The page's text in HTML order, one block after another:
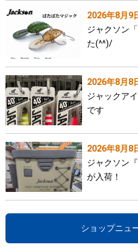
2026年8月9
ジャクソン
た(^^)/
2026年8月8
ジャックア
です
2026年8月8
ジャクソン
が入荷！
ショップニュ